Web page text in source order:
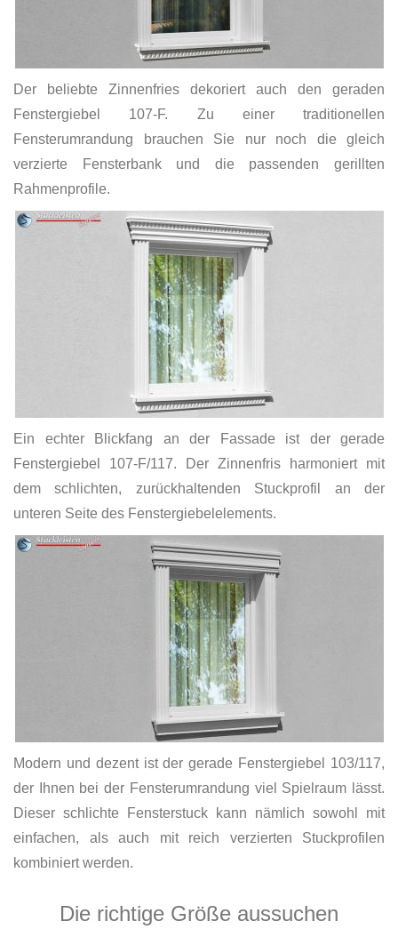
Der beliebte Zinnenfries dekoriert auch den geraden
Fenstergiebel 107-F. Zu einer traditionellen
Fensterumrandung brauchen Sie nur noch die gleich
verzierte Fensterbank und die passenden gerillten
Rahmenprofile.
Ein echter Blickfang an der Fassade ist der gerade
Fenstergiebel 107-F/117. Der Zinnenfris harmoniert mit
dem schlichten, zurückhaltenden Stuckprofil an der
unteren Seite des Fenstergiebelelements.
Modern und dezent ist der gerade Fenstergiebel 103/117,
der Ihnen bei der Fensterumrandung viel Spielraum lässt.
Dieser schlichte Fensterstuck kann nämlich sowohl mit
einfachen, als auch mit reich verzierten Stuckprofilen
kombiniert werden.
Die richtige Größe aussuchen